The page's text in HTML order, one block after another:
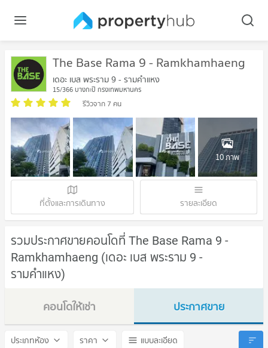
The Base Rama 9 - Ramkhamhaeng
เดอะ เบส พระราม 9 - รามคำแหง
15/366 บางกะปิ กรุงเทพมหานคร
รีวิวจาก 7 คน
10 ภาพ
ที่ตั้งและการเดินทาง รายละเอียด
รวมประกาศขายคอนโดที่ The Base Rama 9 -
Ramkhamhaeng (เดอะ เบส พระราม 9 -
รามคำแหง)
คอนโดให้เช่า
The Base Rama 9 - Ramkhamhaeng
ประกาศขาย
The Base Rama 9 -
ประเภทห้อง ราคา
แบบละเอียด